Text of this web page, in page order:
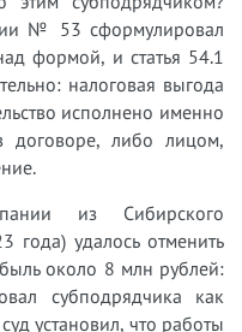
№ 53 сформулировал
формой, и статья 54.1
налоговая выгода
исполнено именно
договоре, либо лицом,
из Сибирского
года) удалось отменить
около 8 млн рублей:
субподрядчика как
установил, что работы